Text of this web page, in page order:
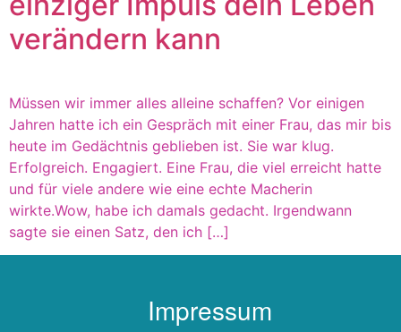
verändern kann
Müssen wir immer alles alleine schaffen? Vor einigen
Jahren hatte ich ein Gespräch mit einer Frau, das mir bis
heute im Gedächtnis geblieben ist. Sie war klug.
Erfolgreich. Engagiert. Eine Frau, die viel erreicht hatte
und für viele andere wie eine echte Macherin
wirkte.Wow, habe ich damals gedacht. Irgendwann
sagte sie einen Satz, den ich […]
Impressum